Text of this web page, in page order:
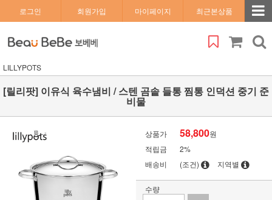
로그인 회원가입 마이페이지 최근본상품
LILLYPOTS
[릴리팟] 이유식 육수냄비 / 스텐 곰솥 들통 찜통 인덕션 중기 준
비물
상품가 58,800원
적립금
2%
배송비
(조건) 지역별
수량